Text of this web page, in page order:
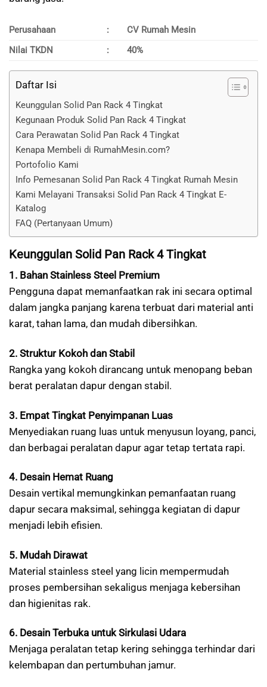
Perusahaan :
CV Rumah Mesin
Nilai TKDN
: 40%
Daftar Isi
Keunggulan Solid Pan Rack 4 Tingkat
Kegunaan Produk Solid Pan Rack 4 Tingkat
Cara Perawatan Solid Pan Rack 4 Tingkat
Kenapa Membeli di RumahMesin.com?
Portofolio Kami
Info Pemesanan Solid Pan Rack 4 Tingkat Rumah Mesin
Kami Melayani Transaksi Solid Pan Rack 4 Tingkat E-
Katalog
FAQ (Pertanyaan Umum)
Keunggulan Solid Pan Rack 4 Tingkat
1. Bahan Stainless Steel Premium
Pengguna dapat memanfaatkan rak ini secara optimal
dalam jangka panjang karena terbuat dari material anti
karat, tahan lama, dan mudah dibersihkan.
2. Struktur Kokoh dan Stabil
Rangka yang kokoh dirancang untuk menopang beban
berat peralatan dapur dengan stabil.
3. Empat Tingkat Penyimpanan Luas
Menyediakan ruang luas untuk menyusun loyang, panci,
dan berbagai peralatan dapur agar tetap tertata rapi.
4. Desain Hemat Ruang
Desain vertikal memungkinkan pemanfaatan ruang
dapur secara maksimal, sehingga kegiatan di dapur
menjadi lebih efisien.
5. Mudah Dirawat
Material stainless steel yang licin mempermudah
proses pembersihan sekaligus menjaga kebersihan
dan higienitas rak.
6. Desain Terbuka untuk Sirkulasi Udara
Menjaga peralatan tetap kering sehingga terhindar dari
kelembapan dan pertumbuhan jamur.